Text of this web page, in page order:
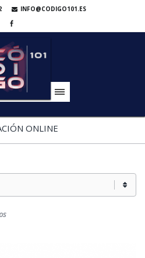
INFO@CODIGO101.ES
ONLINE